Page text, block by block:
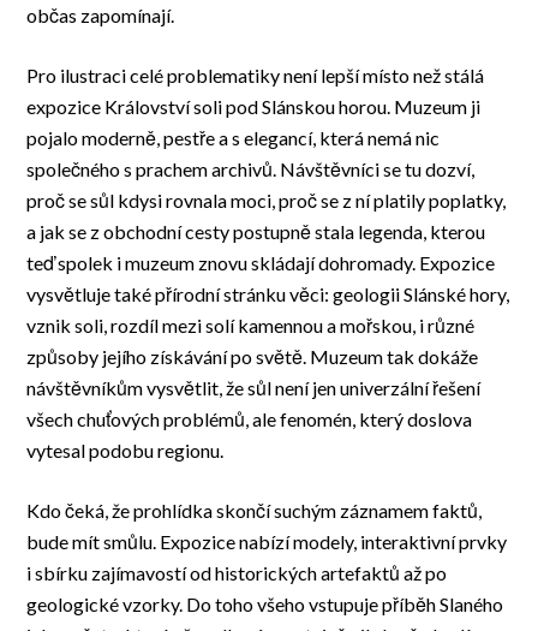
občas zapomínají.
Pro ilustraci celé problematiky není lepší místo než stálá
expozice Království soli pod Slánskou horou. Muzeum ji
pojalo moderně, pestře a s elegancí, která nemá nic
společného s prachem archivů. Návštěvníci se tu dozví,
proč se sůl kdysi rovnala moci, proč se z ní platily poplatky,
a jak se z obchodní cesty postupně stala legenda, kterou
teď spolek i muzeum znovu skládají dohromady. Expozice
vysvětluje také přírodní stránku věci: geologii Slánské hory,
vznik soli, rozdíl mezi solí kamennou a mořskou, i různé
způsoby jejího získávání po světě. Muzeum tak dokáže
návštěvníkům vysvětlit, že sůl není jen univerzální řešení
všech chuťových problémů, ale fenomén, který doslova
vytesal podobu regionu.
Kdo čeká, že prohlídka skončí suchým záznamem faktů,
bude mít smůlu. Expozice nabízí modely, interaktivní prvky
i sbírku zajímavostí od historických artefaktů až po
geologické vzorky. Do toho všeho vstupuje příběh Slaného